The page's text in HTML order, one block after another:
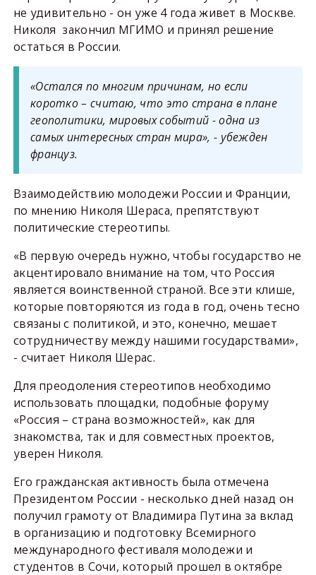
не удивительно - он уже 4 года живет в Москве.
Николя закончил МГИМО и принял решение
остаться в России.
«Остался по многим причинам, но если
коротко – считаю, что это страна в плане
геополитики, мировых событий - одна из
самых интересных стран мира», - убежден
француз.
Взаимодействию молодежи России и Франции,
по мнению Николя Шераса, препятствуют
политические стереотипы.
«В первую очередь нужно, чтобы государство не
акцентировало внимание на том, что Россия
является воинственной страной. Все эти клише,
которые повторяются из года в год, очень тесно
связаны с политикой, и это, конечно, мешает
сотрудничеству между нашими государствами»,
- считает Николя Шерас.
Для преодоления стереотипов необходимо
использовать площадки, подобные форуму
«Россия – страна возможностей», как для
знакомства, так и для совместных проектов,
уверен Николя.
Его гражданская активность была отмечена
Президентом России - несколько дней назад он
получил грамоту от Владимира Путина за вклад
в организацию и подготовку Всемирного
международного фестиваля молодежи и
студентов в Сочи, который прошел в октябре